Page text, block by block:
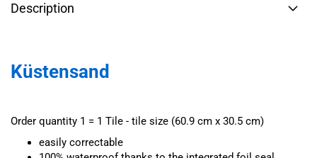
Description
Küstensand
Order quantity 1 = 1 Tile - tile size (60.9 cm x 30.5 cm)
easily correctable